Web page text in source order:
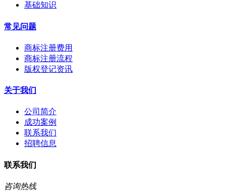
基础知识
常见问题
商标注册费用
商标注册流程
版权登记资讯
关于我们
公司简介
成功案例
联系我们
招聘信息
联系我们
咨询热线